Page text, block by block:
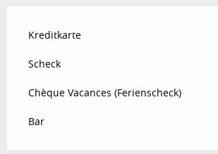
Kreditkarte
Scheck
Chèque Vacances (Ferienscheck)
Bar